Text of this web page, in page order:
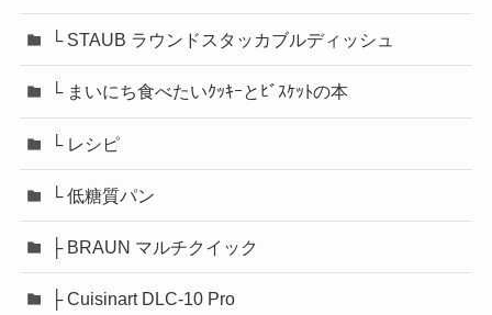
└ STAUB ラウンドスタッカブルディッシュ
└ まいにち食べたいｸｯｷｰとﾋﾞｽｹｯﾄの本
└ レシピ
└ 低糖質パン
├ BRAUN マルチクイック
├ Cuisinart DLC-10 Pro